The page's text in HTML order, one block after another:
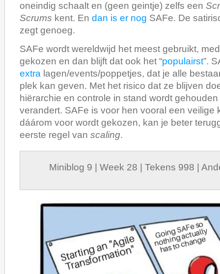
oneindig schaalt en (geen geintje) zelfs een
Scrums kent. En dan is er nog SAFe. De
zegt genoeg.
SAFe wordt wereldwijd het meest gebruikt,
gekozen en dan blijft dat ook het “populairst”.
extra lagen/events/poppetjes, dat je alle
plek kan geven. Met het risico dat ze blijven
hiërarchie en controle in stand wordt
verandert. SAFe is voor hen vooral een veilige
dáárom voor wordt gekozen, kan je beter
eerste regel van scaling.
Miniblog 9 | Week 28 | Tekens 998 |